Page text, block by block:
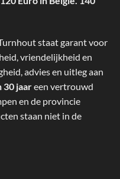
staat garant voor
vriendelijkheid en
advies en uitleg aan
30 jaareen vertrouwd
en de provincie
staan niet in de